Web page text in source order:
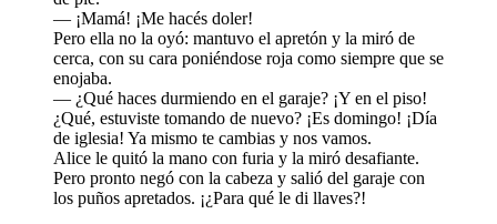
— ¡Mamá! ¡Me hacés doler!
Pero ella no la oyó: mantuvo el apretón y la miró de
cerca, con su cara poniéndose roja como siempre que se
enojaba.
— ¿Qué haces durmiendo en el garaje? ¡Y en el piso!
¿Qué, estuviste tomando de nuevo? ¡Es domingo! ¡Día
de iglesia! Ya mismo te cambias y nos vamos.
Alice le quitó la mano con furia y la miró desafiante.
Pero pronto negó con la cabeza y salió del garaje con
los puños apretados. ¡¿Para qué le di llaves?!